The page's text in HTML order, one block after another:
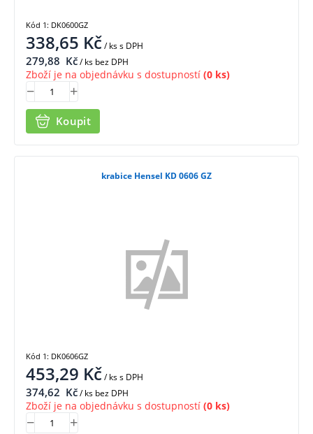
338,65 Kč/ kss DPH
279,88 Kč/ ks bez DPH
Zboží je na objednávku s dostupností (0 ks)
Koupit
Kód 1: DK0600GZ
krabice Hensel KD 0606 GZ
453,29 Kč/ kss DPH
374,62 Kč/ ks bez DPH
Zboží je na objednávku s dostupností (0 ks)
Kód 1: DK0606GZ